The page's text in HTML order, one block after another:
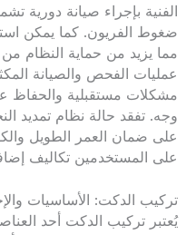
الفنية بإجراء صيانة دورية
ضغوط الفريون. كما يمكن
مما يزيد من حماية النظام من
عمليات الفحص والصيانة
مشكلات مستقبلية والحفاظ
وجه. تفقد حالة نظام تمديد
على ضمان العمر الطويل
على المستخدمين تكاليف
تركيب الدكت: الأساسيات
يُعتبر تركيب الدكت أحد